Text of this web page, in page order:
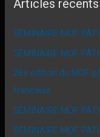
Articles récents
SÉMINAIRE MOF
SÉMINAIRE MOF
28e édition du MOF
française
SÉMINAIRE MOF
SÉMINAIRE MOF